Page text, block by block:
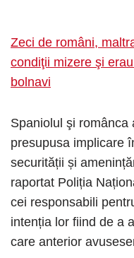
Zeci de români,
condiţii mizere şi
bolnavi
Spaniolul şi românca
presupusa implicare
securității și
raportat Poliția
cei responsabili
intenția lor fiind de a
care anterior